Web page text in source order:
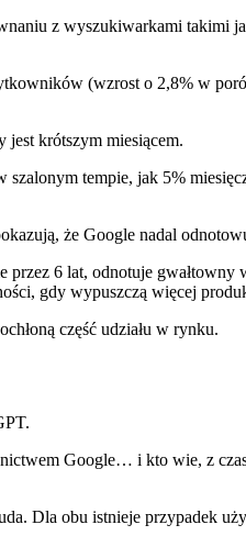
z wyszukiwarkami takimi
(wzrost o 2,8% w
krótszym miesiącem.
szalonym tempie, jak 5%
że Google nadal
przez 6 lat, odnotuje
gdy wypuszczą więcej
część udziału w rynku.
Google… i kto wie, z
Dla obu istnieje przypadek